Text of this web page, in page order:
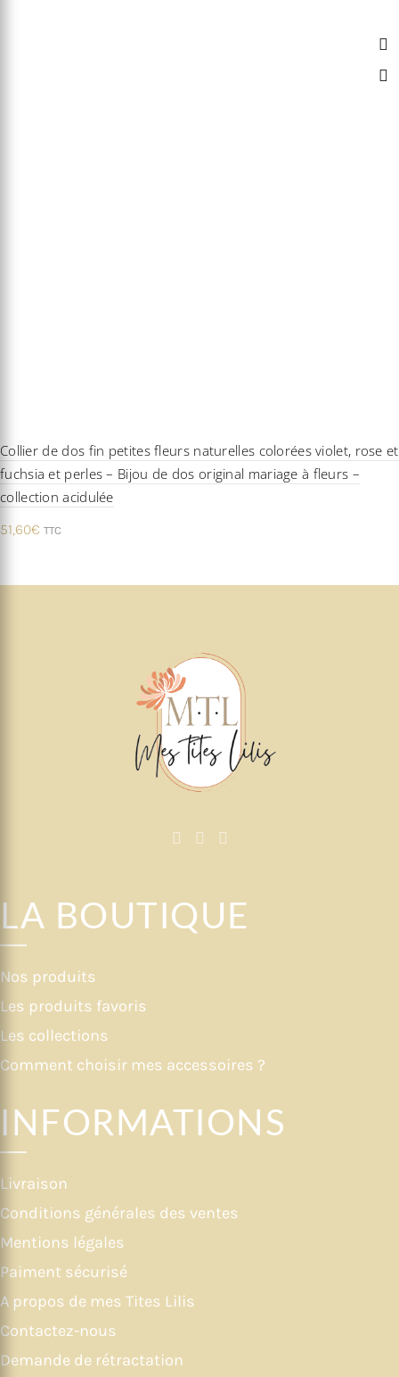
Collier de dos fin petites fleurs naturelles colorées violet, rose et
fuchsia et perles – Bijou de dos original mariage à fleurs –
collection acidulée
51,60€ TTC
LA BOUTIQUE
Nos produits
Les produits favoris
Les collections
Comment choisir mes accessoires ?
INFORMATIONS
Livraison
Conditions générales des ventes
Mentions légales
Paiment sécurisé
A propos de mes Tites Lilis
Contactez-nous
Demande de rétractation